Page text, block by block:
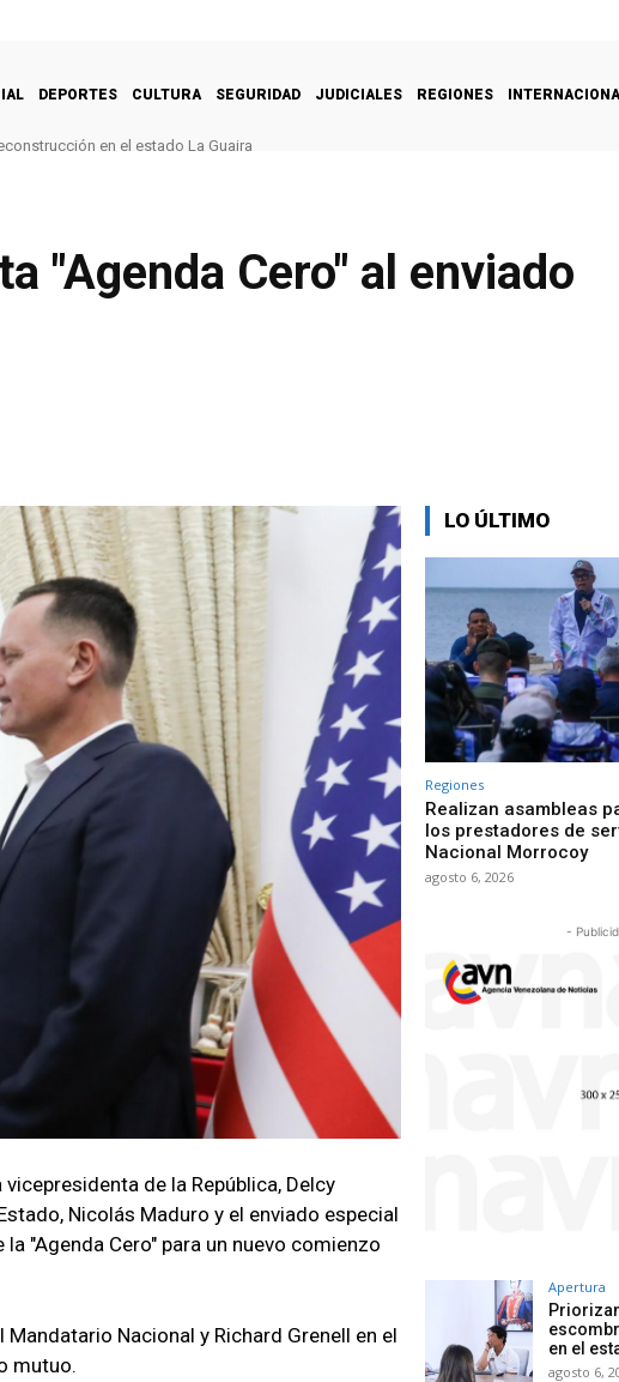
DEPORTES CULTURA SEGURIDAD JUDICIALES REGIONES
en el estado La Guaira
"Agenda Cero" al enviado
de la República, Delcy
Nicolás Maduro y el enviado especial
"Agenda Cero" para un nuevo comienzo
Nacional y Richard Grenell en el
mutuo.
LO ÚLTIMO
Regiones
Realizan asambleas
los prestadores de
Nacional Morrocoy
agosto 6, 2026
-
Apertura
en el
agosto 6,